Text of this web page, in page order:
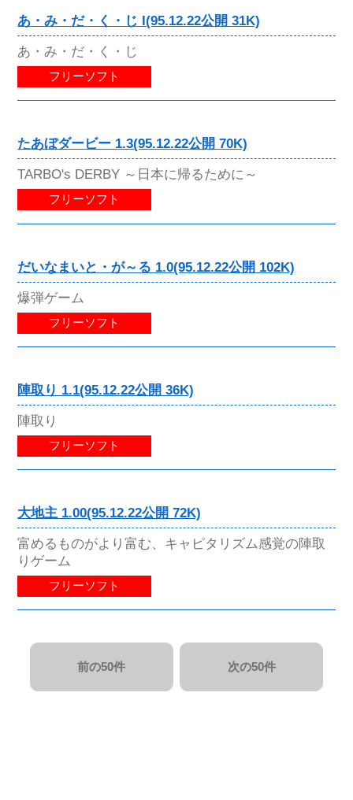
あ・み・だ・く・じ I(95.12.22公開 31K)
あ・み・だ・く・じ
フリーソフト
たあぼダービー 1.3(95.12.22公開 70K)
TARBO's DERBY ～日本に帰るために～
フリーソフト
だいなまいと・が～る 1.0(95.12.22公開 102K)
爆弾ゲーム
フリーソフト
陣取り 1.1(95.12.22公開 36K)
陣取り
フリーソフト
大地主 1.00(95.12.22公開 72K)
富めるものがより富む、キャピタリズム感覚の陣取
りゲーム
フリーソフト
前の50件 次の50件